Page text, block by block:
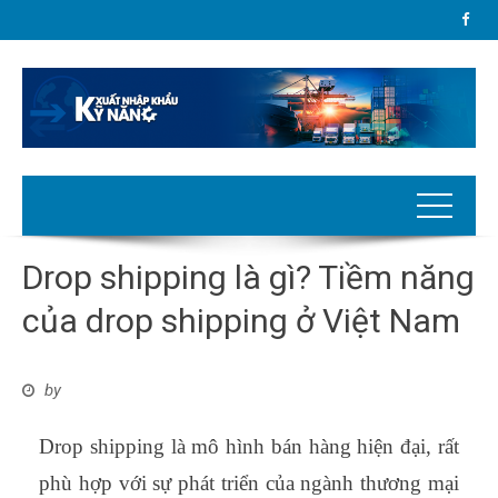
Drop shipping là gì? Tiềm năng
của drop shipping ở Việt Nam
by
Drop shipping là mô hình bán hàng hiện đại, rất
phù hợp với sự phát triển của ngành thương mại